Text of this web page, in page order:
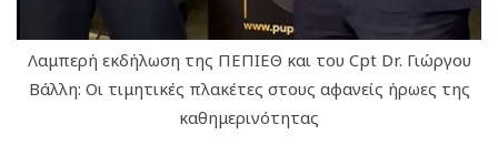
Λαμπερή εκδήλωση της ΠΕΠΙΕΘ και του Cpt Dr. Γιώργου
Βάλλη: Οι τιμητικές πλακέτες στους αφανείς ήρωες της
καθημερινότητας